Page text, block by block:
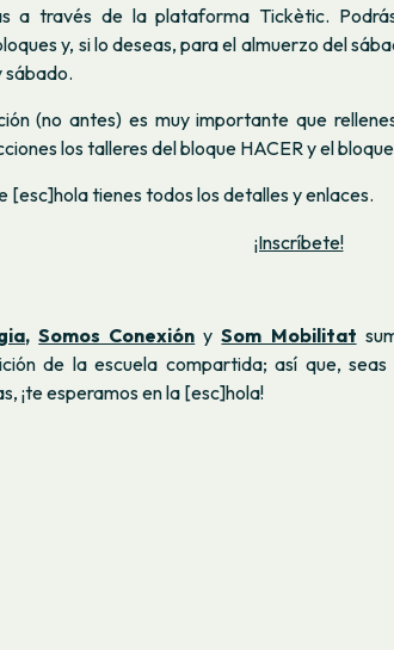
a través de la plataforma Tickètic.
y, si lo deseas, para el almuerzo del
sábado.
(no antes) es muy importante que
los talleres del bloque HACER y el
[esc]hola tienes todos los detalles y enlaces.
¡Inscríbete!
, Somos Conexión ySom Mobilitat
de la escuela compartida; así que,
¡te esperamos en la [esc]hola!